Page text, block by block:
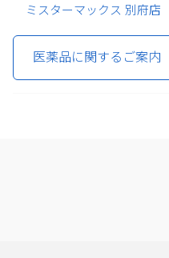
ミスターマックス 別府店
医薬品に関するご案内